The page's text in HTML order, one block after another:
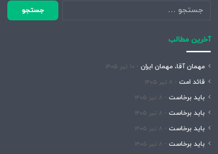
جستجو
برای:
آخرین مطالب
مهمان آقا، مهمان ایران ۱۰ تیر ۱۴۰۵
قائد امت ۸ تیر ۱۴۰۵
باید برخاست ۸ تیر ۱۴۰۵
باید برخاست ۸ تیر ۱۴۰۵
باید برخاست ۸ تیر ۱۴۰۵
باید برخاست ۸ تیر ۱۴۰۵